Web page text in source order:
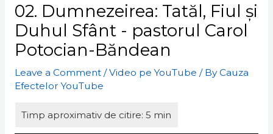
02. Dumnezeirea: Tatăl, Fiul și
Duhul Sfânt - pastorul Carol
Potocian-Băndean
Leave a Comment /Video pe YouTube / ByCauza
Efectelor YouTube